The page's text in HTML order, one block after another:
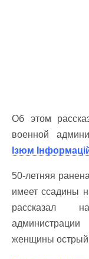
Об этом
военной
Ізюм
50-летняя
имеет ссадины
рассказал
женщины острый